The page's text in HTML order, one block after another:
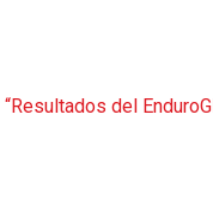
“Resultados del